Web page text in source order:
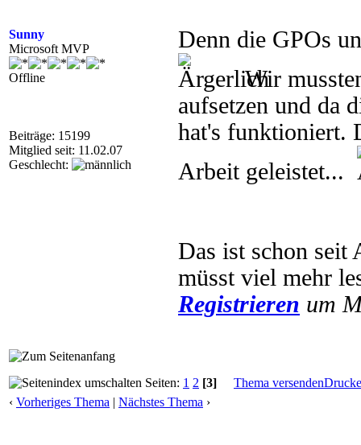
Sunny
Microsoft MVP
Offline
Beiträge: 15199
Mitglied seit: 11.02.07
Geschlecht:
Denn die GPOs
Wir
aufsetzen und da
hat's funktioniert.
Arbeit geleistet...
Das ist schon seit
müsst viel mehr
Registrieren um
Seiten: 1 2 [3] Thema versenden
‹ Vorheriges Thema | Nächstes Thema ›